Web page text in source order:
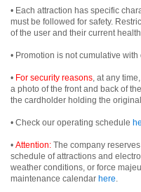
• Each attraction has specific
must be followed for safety.
of the user and their current
• Promotion is not cumulative
• For security reasons, at any
a photo of the front and back of
the cardholder holding the
• Check our operating schedule
• Attention: The company
schedule of attractions and
weather conditions, or force
maintenance calendar here.